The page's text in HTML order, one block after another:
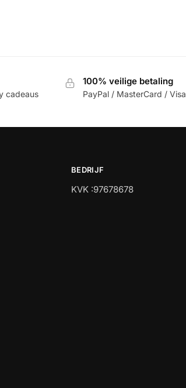
cadeaus
100% veilige betaling
PayPal / MasterCard / Visa
BEDRIJF
KVK :97678678